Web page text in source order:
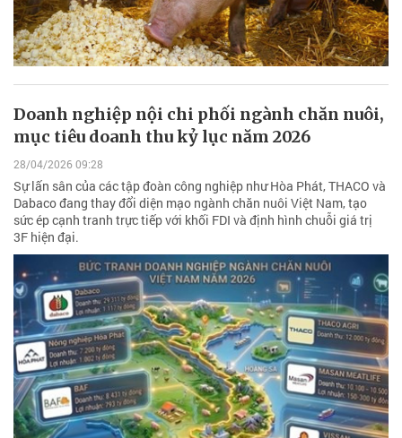
Doanh nghiệp nội chi phối ngành chăn nuôi,
mục tiêu doanh thu kỷ lục năm 2026
28/04/2026 09:28
Sự lấn sân của các tập đoàn công nghiệp như Hòa Phát, THACO và
Dabaco đang thay đổi diện mạo ngành chăn nuôi Việt Nam, tạo
sức ép cạnh tranh trực tiếp với khối FDI và định hình chuỗi giá trị
3F hiện đại.